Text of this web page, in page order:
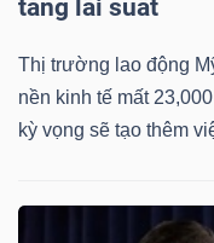
tăng lãi suất
Thị trường lao động
nền kinh tế mất
kỳ vọng sẽ tạo thêm
CHĂM
SÓC
KHỎE